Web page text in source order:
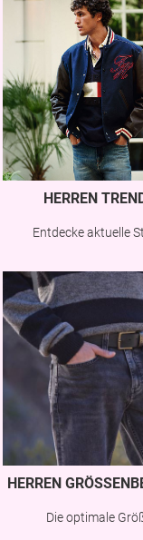
HERREN
Entdecke aktuelle
HERREN
Die optimale